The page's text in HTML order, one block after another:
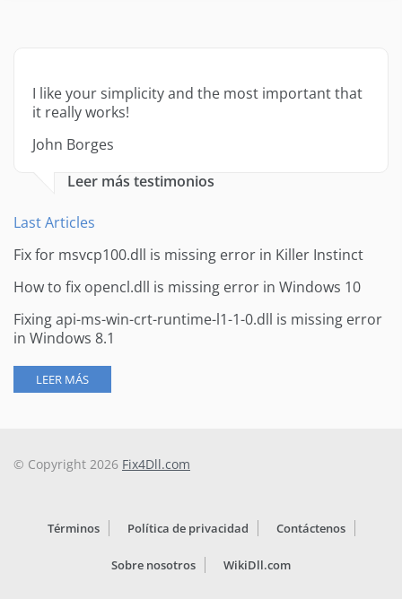
I like your simplicity and the most important that
it really works!
John Borges
Leer más testimonios
Last Articles
Fix for msvcp100.dll is missing error in Killer Instinct
How to fix opencl.dll is missing error in Windows 10
Fixing api-ms-win-crt-runtime-l1-1-0.dll is missing error
in Windows 8.1
LEER MÁS
© Copyright 2026 Fix4Dll.com
Términos Política de privacidad Contáctenos
Sobre nosotros WikiDll.com